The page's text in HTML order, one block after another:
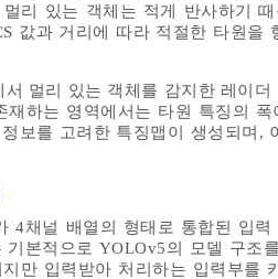
리 있는 객체는 적게 반사하기
값과 거리에 따라 적절한 타원을
멀리 있는 객체를 감지한 레이
재하는 영역에서는 타원 특징의
보를 고려한 특징맵이 생성되며,
4채널 배열의 형태로 통합된 입
기본적으로 YOLOv5의 모델 구조
만 입력받아 처리하는 입력부를